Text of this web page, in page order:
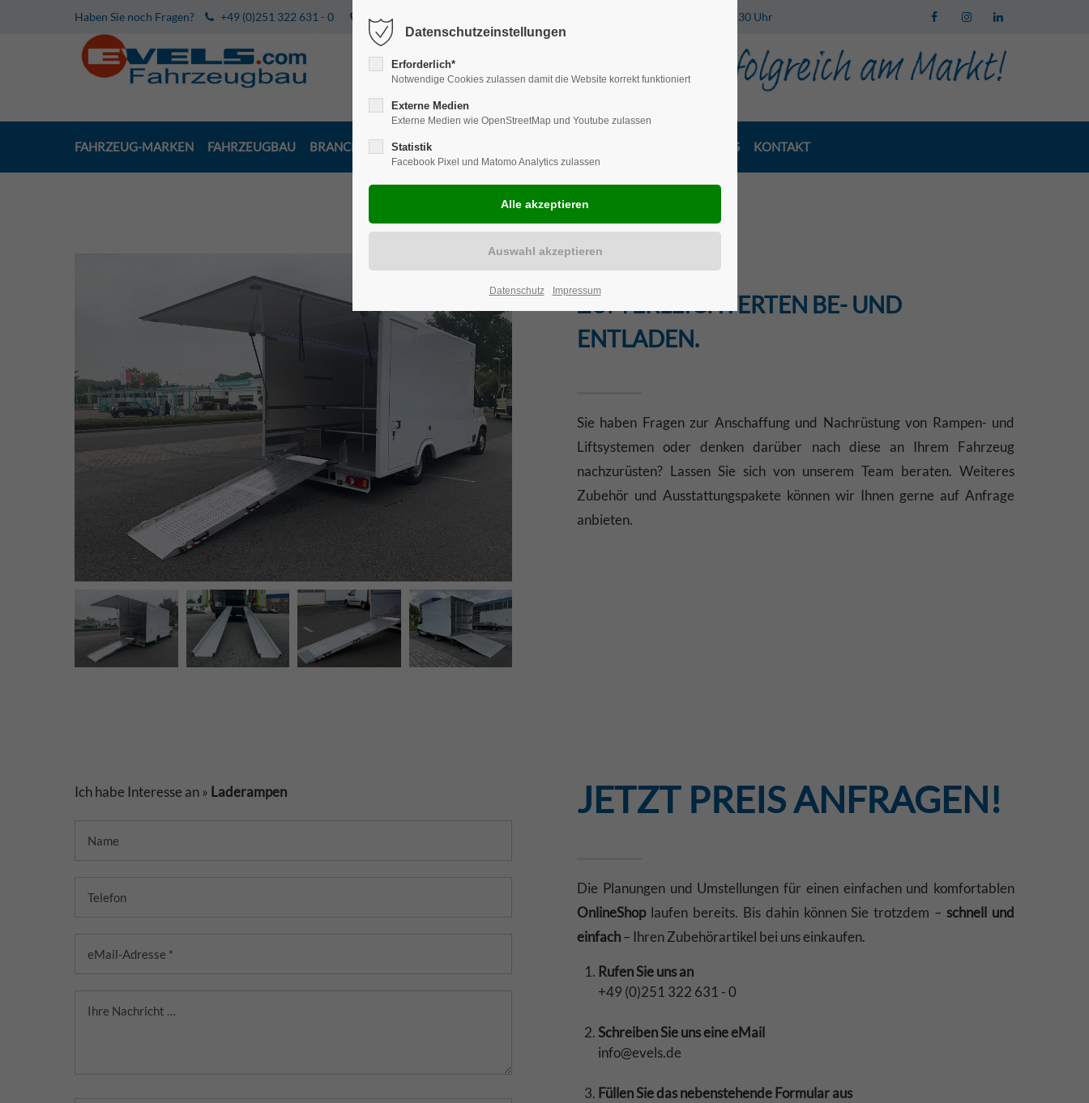
Haben Sie noch Fragen? +49 (0)251 322 631 - 0 Harkortstraße 12, 48163 Münster Mo.-Do. 8:00 - 17:00 | Fr. 7:45 - 13:30 Uhr
FAHRZEUG-MARKEN FAHRZEUGBAU BRANCHENLÖSUNGEN EVELS KONTAKT
LADERAMPEN
ZUM ERLEICHTERTEN BE- UND
ENTLADEN.
Sie haben Fragen zur Anschaffung und Nachrüstung von Rampen- und
Liftsystemen oder denken darüber nach diese an Ihrem Fahrzeug
nachzurüsten? Lassen Sie sich von unserem Team beraten. Weiteres
Zubehör und Ausstattungspakete können wir Ihnen gerne auf Anfrage
anbieten.
Ich habe Interesse an » Laderampen JETZT PREIS ANFRAGEN!
Die Planungen und Umstellungen für einen einfachen und komfortablen
OnlineShoplaufen bereits. Bis dahin können Sie trotzdem –schnell und
einfach– Ihren Zubehörartikel bei uns einkaufen.
Rufen Sie uns an
+49 (0)251 322 631 - 0
Schreiben Sie uns eine eMail
info@evels.de
Füllen Sie das nebenstehende Formular aus
Datenschutzeinstellungen
Erforderlich*
Notwendige Cookies zulassen damit die Website korrekt funktioniert
Externe Medien
Externe Medien wie OpenStreetMap und Youtube zulassen
Statistik
Facebook Pixel und Matomo Analytics zulassen
Datenschutz Impressum